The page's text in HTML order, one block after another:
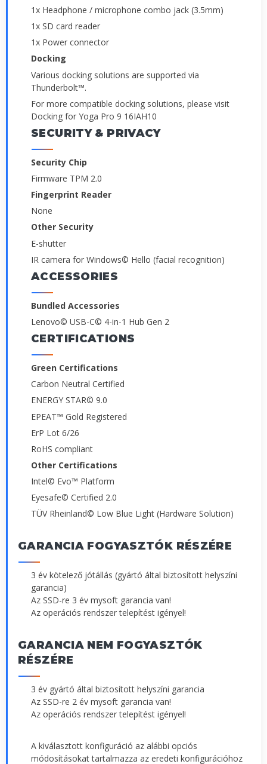
1x Headphone / microphone combo jack (3.5mm)
1x SD card reader
1x Power connector
Docking
Various docking solutions are supported via
Thunderbolt™.
For more compatible docking solutions, please visit
Docking for Yoga Pro 9 16IAH10
SECURITY & PRIVACY
Security Chip
Firmware TPM 2.0
Fingerprint Reader
None
Other Security
E-shutter
IR camera for Windows© Hello (facial recognition)
ACCESSORIES
Bundled Accessories
Lenovo© USB-C© 4-in-1 Hub Gen 2
CERTIFICATIONS
Green Certifications
Carbon Neutral Certified
ENERGY STAR© 9.0
EPEAT™ Gold Registered
ErP Lot 6/26
RoHS compliant
Other Certifications
Intel© Evo™ Platform
Eyesafe© Certified 2.0
TÜV Rheinland© Low Blue Light (Hardware Solution)
GARANCIA FOGYASZTÓK RÉSZÉRE
3 év kötelező jótállás (gyártó által biztosított helyszíni
garancia)
Az SSD-re 3 év mysoft garancia van!
Az operációs rendszer telepítést igényel!
GARANCIA NEM FOGYASZTÓK
RÉSZÉRE
3 év gyártó által biztosított helyszíni garancia
Az SSD-re 2 év mysoft garancia van!
Az operációs rendszer telepítést igényel!
A kiválasztott konfiguráció az alábbi opciós
módosításokat tartalmazza az eredeti konfigurációhoz